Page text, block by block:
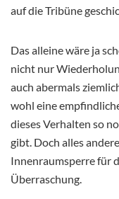
auf die Tribüne
Das alleine wäre ja
nicht nur
auch abermals
wohl eine
dieses Verhalten so
gibt. Doch alles
Innenraumsperre für
Überraschung.